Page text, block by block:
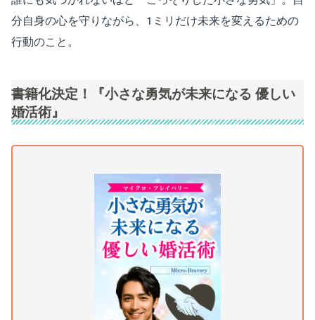
分自身の心を守りながら、1ミリだけ未来を変えるための
行動のこと。
書籍化決定！『小さな勇気が未来になる 優しい
婚活術』